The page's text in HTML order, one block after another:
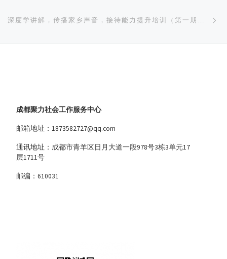
深度学讲解，传播家乡声音，接待能力提升培训（第一期）圆满结束
成都聚力社会工作服务中心
邮箱地址：1873582727@qq.com
通讯地址：成都市青羊区日月大道一段978号3栋3单元17
层1711号
邮编：610031